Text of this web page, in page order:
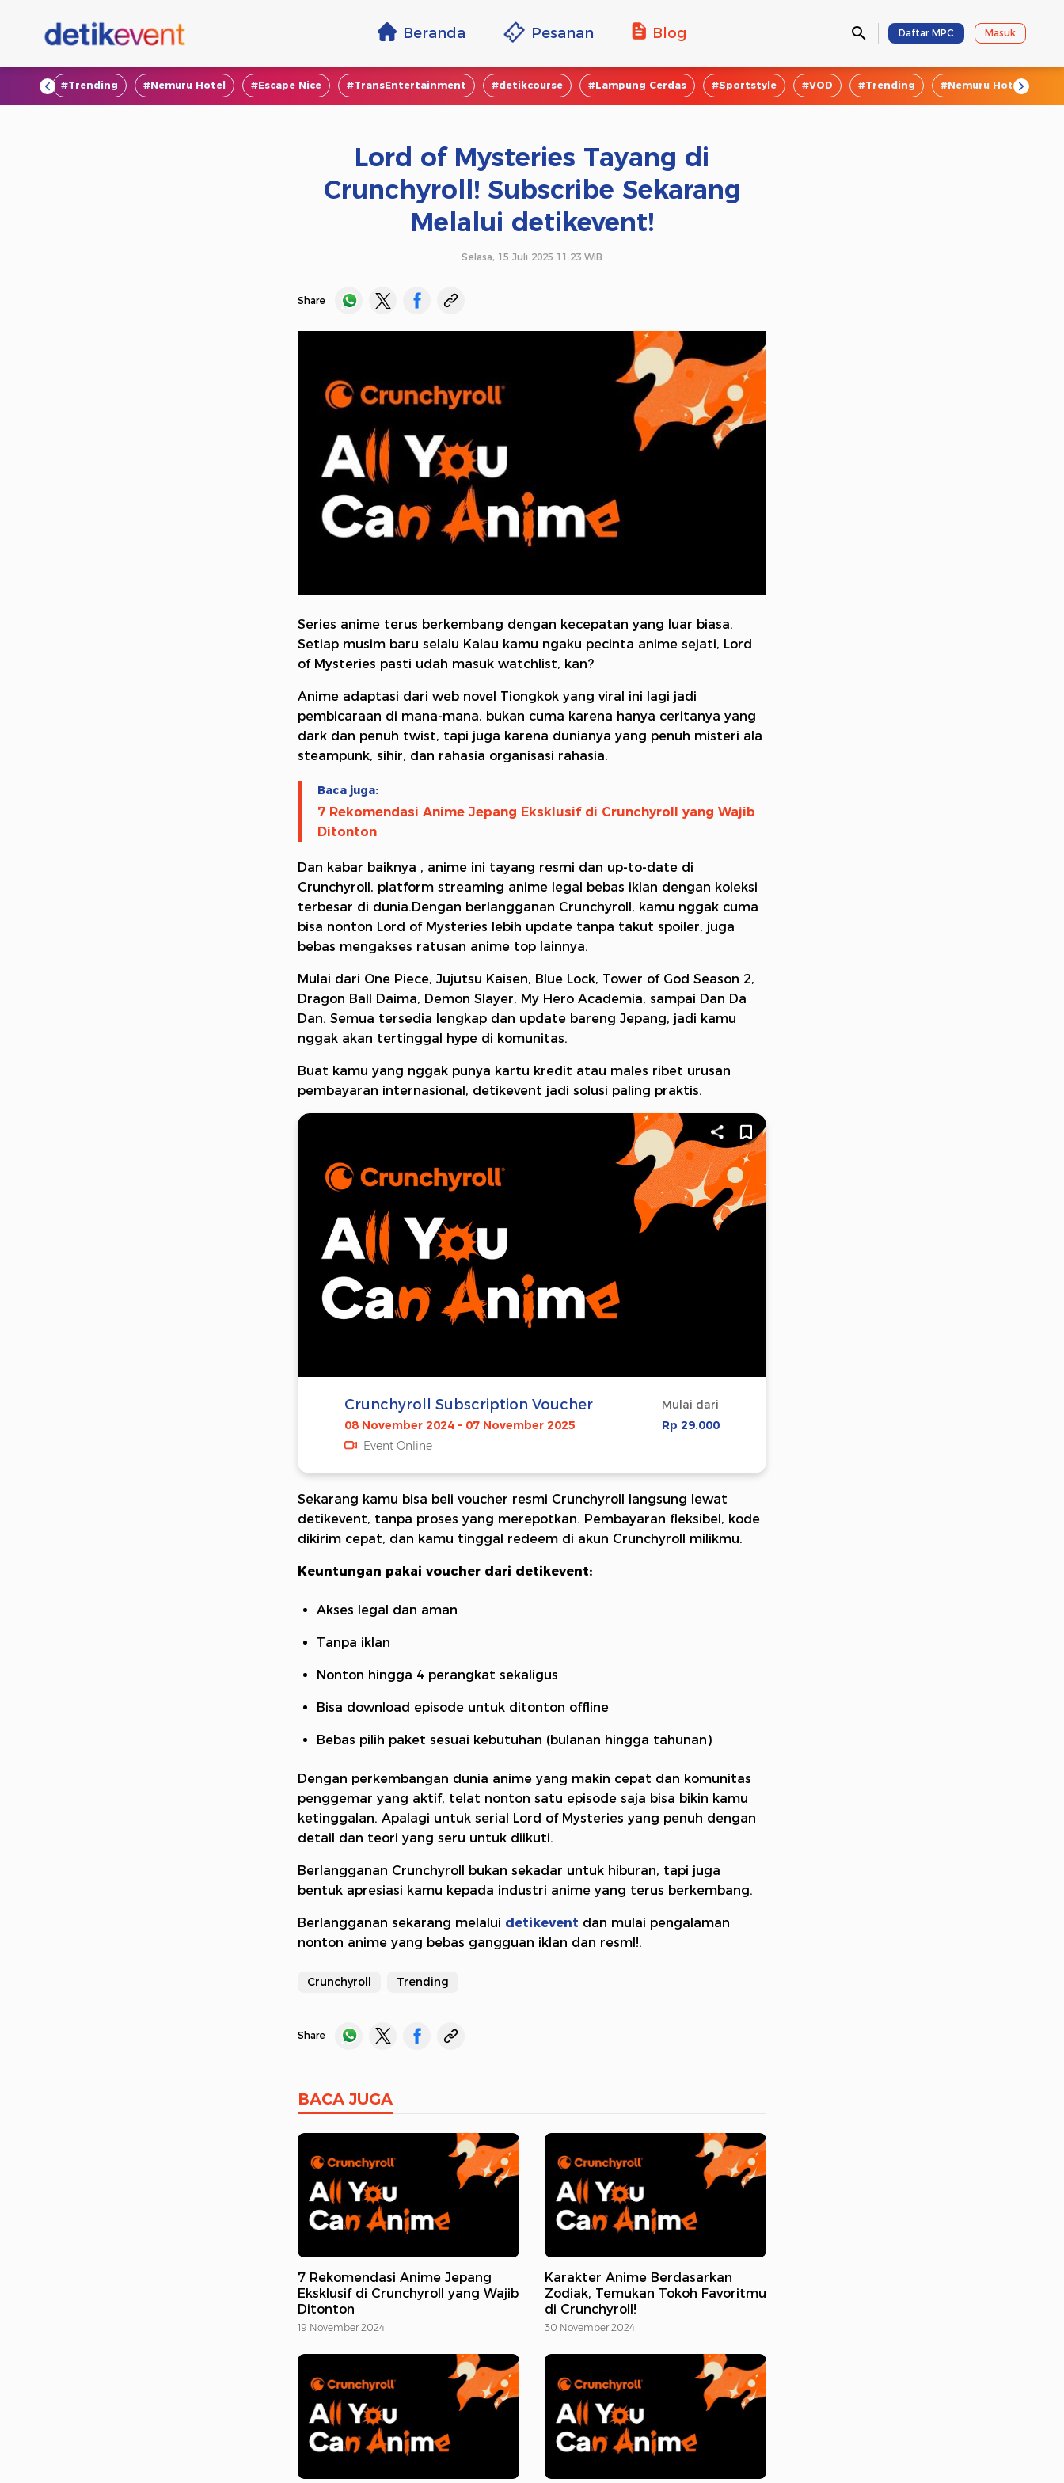
Beranda Pesanan Blog Daftar MPC Masuk
#Trending #Nemuru Hotel #Escape Nice #TransEntertainment #detikcourse #Lampung Cerdas #Sportstyle #VOD #Trending #Nemuru Hotel
Lord of Mysteries Tayang di
Crunchyroll! Subscribe Sekarang
Melalui detikevent!
Selasa, 15 Juli 2025 11:23 WIB
Share
Series anime terus berkembang dengan kecepatan yang luar biasa.
Setiap musim baru selalu Kalau kamu ngaku pecinta anime sejati, Lord
of Mysteries pasti udah masuk watchlist, kan?
Anime adaptasi dari web novel Tiongkok yang viral ini lagi jadi
pembicaraan di mana-mana, bukan cuma karena hanya ceritanya yang
dark dan penuh twist, tapi juga karena dunianya yang penuh misteri ala
steampunk, sihir, dan rahasia organisasi rahasia.
Baca juga:
7 Rekomendasi Anime Jepang Eksklusif di Crunchyroll yang Wajib
Ditonton
Dan kabar baiknya , anime ini tayang resmi dan up-to-date di
Crunchyroll, platform streaming anime legal bebas iklan dengan koleksi
terbesar di dunia.Dengan berlangganan Crunchyroll, kamu nggak cuma
bisa nonton Lord of Mysteries lebih update tanpa takut spoiler, juga
bebas mengakses ratusan anime top lainnya.
Mulai dari One Piece, Jujutsu Kaisen, Blue Lock, Tower of God Season 2,
Dragon Ball Daima, Demon Slayer, My Hero Academia, sampai Dan Da
Dan. Semua tersedia lengkap dan update bareng Jepang, jadi kamu
nggak akan tertinggal hype di komunitas.
Buat kamu yang nggak punya kartu kredit atau males ribet urusan
pembayaran internasional, detikevent jadi solusi paling praktis.
Crunchyroll Subscription Voucher
08 November 2024 - 07 November 2025
Event Online
Mulai dari
Rp 29.000
Sekarang kamu bisa beli voucher resmi Crunchyroll langsung lewat
detikevent, tanpa proses yang merepotkan. Pembayaran fleksibel, kode
dikirim cepat, dan kamu tinggal redeem di akun Crunchyroll milikmu.
Keuntungan pakai voucher dari detikevent:
Akses legal dan aman
Tanpa iklan
Nonton hingga 4 perangkat sekaligus
Bisa download episode untuk ditonton offline
Bebas pilih paket sesuai kebutuhan (bulanan hingga tahunan)
Dengan perkembangan dunia anime yang makin cepat dan komunitas
penggemar yang aktif, telat nonton satu episode saja bisa bikin kamu
ketinggalan. Apalagi untuk serial Lord of Mysteries yang penuh dengan
detail dan teori yang seru untuk diikuti.
Berlangganan Crunchyroll bukan sekadar untuk hiburan, tapi juga
bentuk apresiasi kamu kepada industri anime yang terus berkembang.
Berlangganan sekarang melalui detikevent dan mulai pengalaman
nonton anime yang bebas gangguan iklan dan resmI!.
Crunchyroll Trending
Share
BACA JUGA
7 Rekomendasi Anime Jepang
Eksklusif di Crunchyroll yang Wajib
Ditonton
19 November 2024
Karakter Anime Berdasarkan
Zodiak, Temukan Tokoh Favoritmu
di Crunchyroll!
30 November 2024